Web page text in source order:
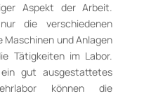
Aspekt der Arbeit.
die verschiedenen
Maschinen und Anlagen
Tätigkeiten im Labor.
gut ausgestattetes
können die